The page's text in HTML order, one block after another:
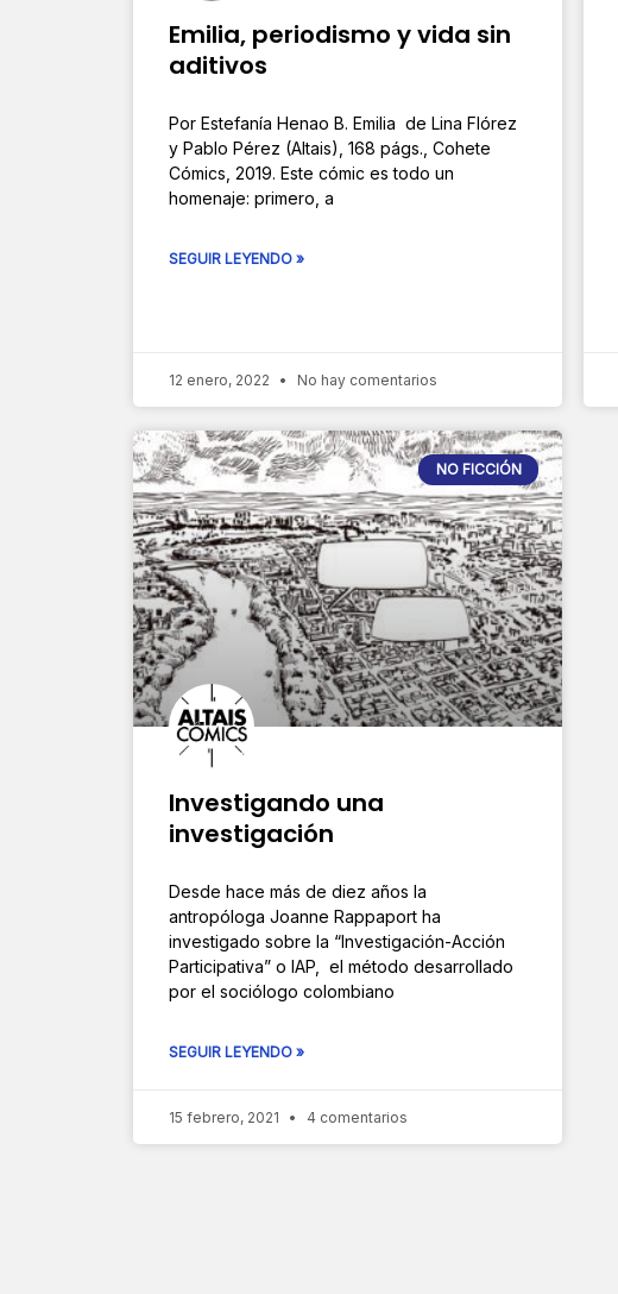
Emilia, periodismo y vida sin
aditivos
Por Estefanía Henao B. Emilia de Lina Flórez
y Pablo Pérez (Altais), 168 págs., Cohete
Cómics, 2019. Este cómic es todo un
homenaje: primero, a
SEGUIR LEYENDO »
12 enero, 2022 No hay comentarios
NO FICCIÓN
Investigando una
investigación
Desde hace más de diez años la
antropóloga Joanne Rappaport ha
investigado sobre la “Investigación-Acción
Participativa” o IAP, el método desarrollado
por el sociólogo colombiano
SEGUIR LEYENDO »
15 febrero, 2021 4 comentarios